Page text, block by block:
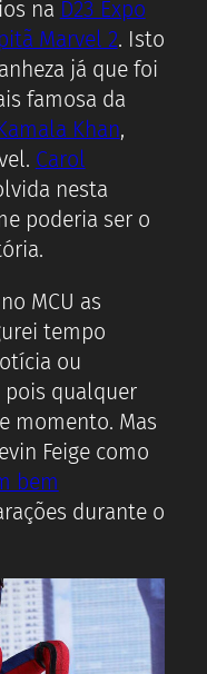
na D23 Expo
Marvel 2. Isto
já que foi
famosa da
Khan,
Carol
nesta
poderia ser o
MCU as
tempo
ou
qualquer
momento. Mas
Feige como
bem
durante o